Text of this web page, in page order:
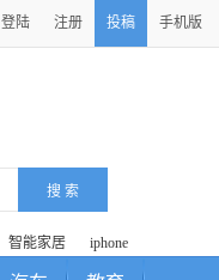
登陆 注册 投稿 手机版
智能家居 iphone